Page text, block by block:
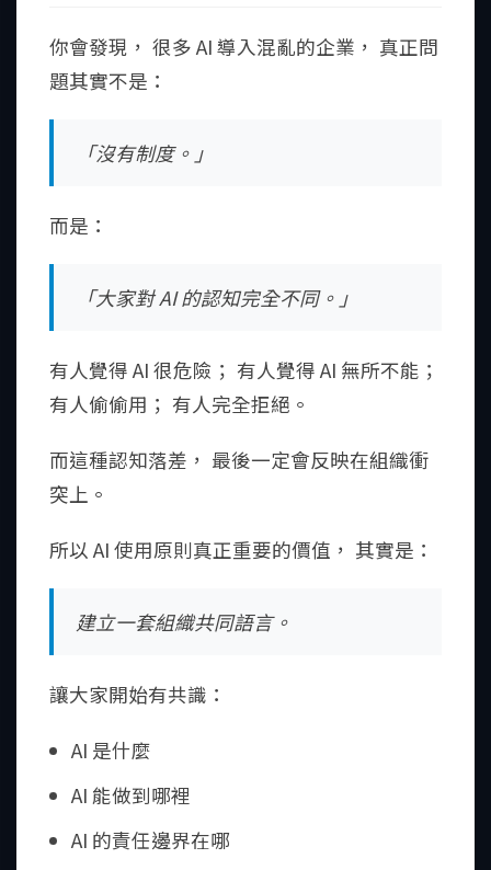
你會發現， 很多 AI 導入混亂的企業， 真正問
題其實不是：
「沒有制度。」
而是：
「大家對 AI 的認知完全不同。」
有人覺得 AI 很危險； 有人覺得 AI 無所不能；
有人偷偷用； 有人完全拒絕。
而這種認知落差， 最後一定會反映在組織衝
突上。
所以 AI 使用原則真正重要的價值， 其實是：
建立一套組織共同語言。
讓大家開始有共識：
AI 是什麼
AI 能做到哪裡
AI 的責任邊界在哪